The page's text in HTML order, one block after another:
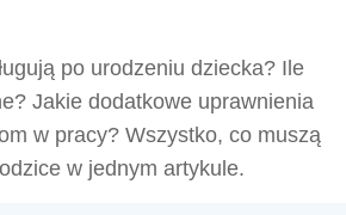
po urodzeniu dziecka? Ile
Jakie dodatkowe uprawnienia
w pracy? Wszystko, co muszą
w jednym artykule.